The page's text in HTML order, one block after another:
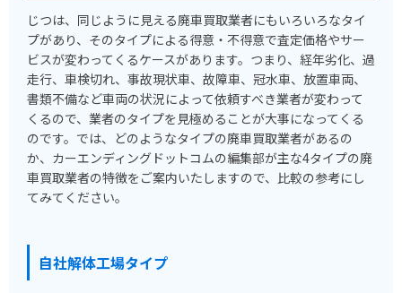
じつは、同じように見える廃車買取業者にもいろいろなタイ
プがあり、そのタイプによる得意・不得意で査定価格やサー
ビスが変わってくるケースがあります。つまり、経年劣化、過
走行、車検切れ、事故現状車、故障車、冠水車、放置車両、
書類不備など車両の状況によって依頼すべき業者が変わって
くるので、業者のタイプを見極めることが大事になってくる
のです。では、どのようなタイプの廃車買取業者があるの
か、カーエンディングドットコムの編集部が主な4タイプの廃
車買取業者の特徴をご案内いたしますので、比較の参考にし
てみてください。
自社解体工場タイプ